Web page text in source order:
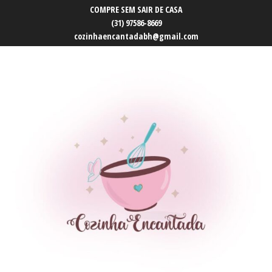
COMPRE SEM SAIR DE CASA
(31) 97586-8669
cozinhaencantadabh@gmail.com